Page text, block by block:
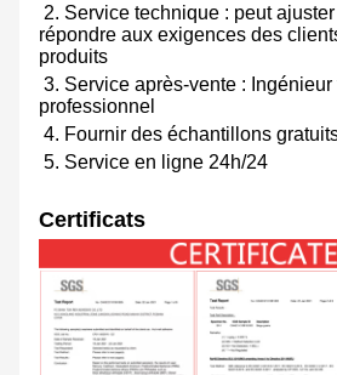
2. Service technique : peut
répondre aux exigences des
produits
3. Service après-vente :
professionnel
4. Fournir des échantillons
5. Service en ligne 24h/24
Certificats